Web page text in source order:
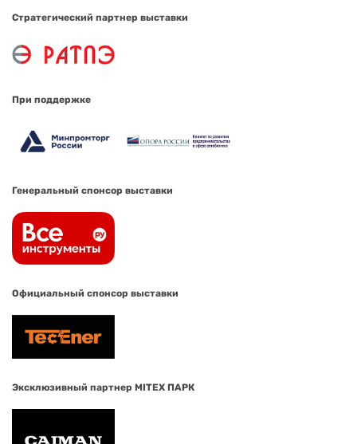
Стратегический партнер выставки
При поддержке
Генеральный спонсор выставки
Официальный спонсор выставки
Эксклюзивный партнер MITEX ПАРК